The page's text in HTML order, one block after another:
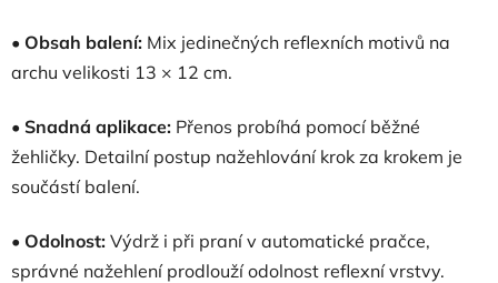
• Obsah balení: Mix jedinečných reflexních motivů na
archu velikosti 13 × 12 cm.
• Snadná aplikace: Přenos probíhá pomocí běžné
žehličky. Detailní postup nažehlování krok za krokem je
součástí balení.
• Odolnost: Výdrž i při praní v automatické pračce,
správné nažehlení prodlouží odolnost reflexní vrstvy.